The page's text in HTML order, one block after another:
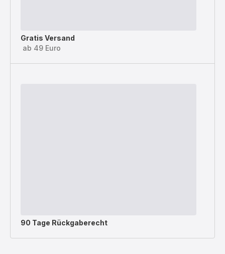
Gratis Versand
ab 49 Euro
90 Tage Rückgaberecht